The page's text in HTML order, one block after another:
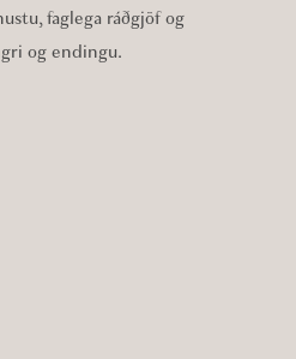
faglega ráðgjöf og
og endingu.